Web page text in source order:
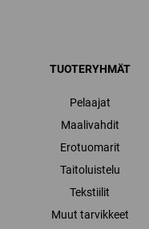
TUOTERYHMÄT
Pelaajat
Maalivahdit
Erotuomarit
Taitoluistelu
Tekstiilit
Muut tarvikkeet